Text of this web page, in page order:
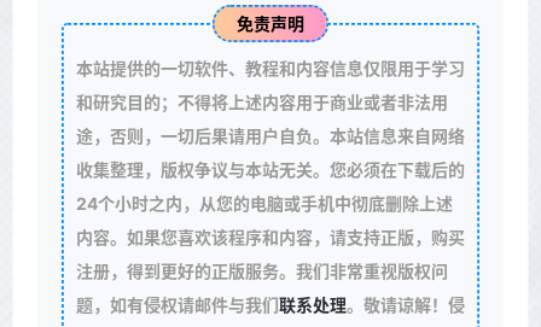
免责声明
本站提供的一切软件、教程和内容信息仅限用于学习
和研究目的；不得将上述内容用于商业或者非法用
途，否则，一切后果请用户自负。本站信息来自网络
收集整理，版权争议与本站无关。您必须在下载后的
24个小时之内，从您的电脑或手机中彻底删除上述
内容。如果您喜欢该程序和内容，请支持正版，购买
注册，得到更好的正版服务。我们非常重视版权问
题，如有侵权请邮件与我们联系处理。敬请谅解！侵